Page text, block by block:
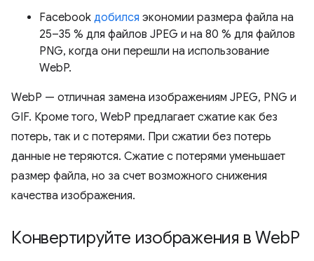
Facebook добился экономии размера файла на
25–35 % для файлов JPEG и на 80 % для файлов
PNG, когда они перешли на использование
WebP.
WebP — отличная замена изображениям JPEG, PNG и
GIF. Кроме того, WebP предлагает сжатие как без
потерь, так и с потерями. При сжатии без потерь
данные не теряются. Сжатие с потерями уменьшает
размер файла, но за счет возможного снижения
качества изображения.
Конвертируйте изображения в WebP